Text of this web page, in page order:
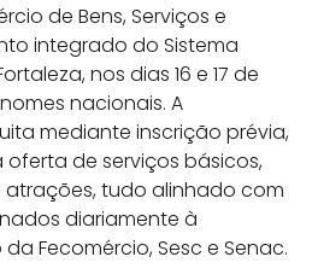
de Bens, Serviços e
integrado do Sistema
nos dias 16 e 17 de
nacionais. A
mediante inscrição prévia,
de serviços básicos,
atrações, tudo alinhado com
diariamente à
Fecomércio, Sesc e Senac.